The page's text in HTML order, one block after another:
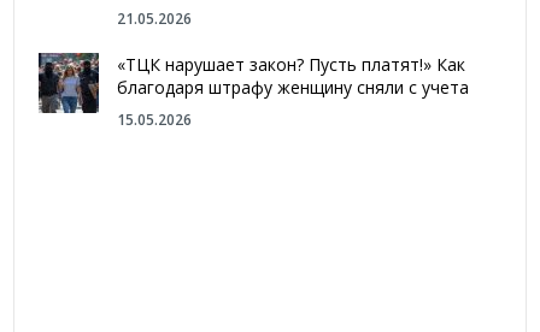
21.05.2026
«ТЦК нарушает закон? Пусть платят!» Как
благодаря штрафу женщину сняли с учета
15.05.2026